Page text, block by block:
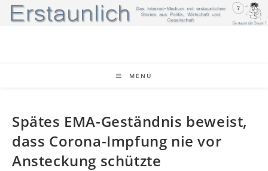
MENÜ
Spätes EMA-Geständnis beweist,
dass Corona-Impfung nie vor
Ansteckung schützte